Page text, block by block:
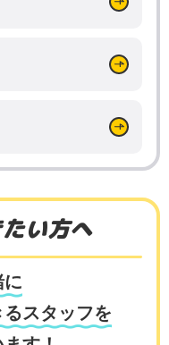
い方へ
に
るスタッフを